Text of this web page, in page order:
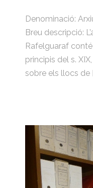
Denominació:
Breu descripció:
Rafelguaraf
principis del s.
sobre els llocs de